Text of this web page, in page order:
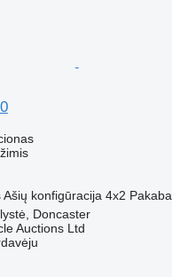
Ašių konfigūracija 4x2 Pakaba
Doncaster
Auctions Ltd